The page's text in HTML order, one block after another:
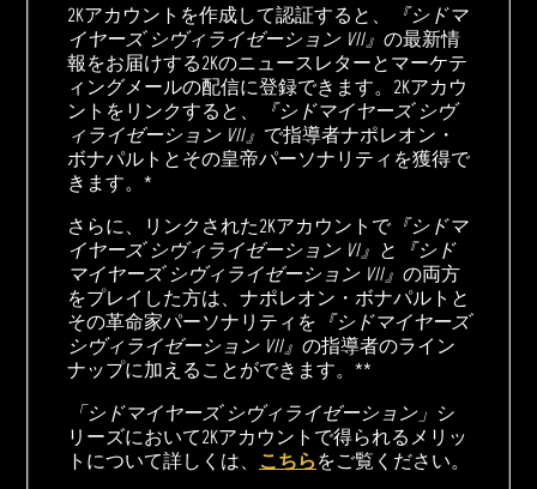
2Kアカウントを作成して認証すると、
『シドマ
イヤーズ シヴィライゼーション VII』 の最新情
報をお届けする2Kのニュースレターとマーケテ
ィングメールの配信に登録できます。2Kアカウ
ントをリンクすると、
『シドマイヤーズ シヴ
ィライゼーション VII』 で指導者ナポレオン・
ボナパルトとその皇帝パーソナリティを獲得で
きます。*
さらに、リンクされた2Kアカウントで『シドマ
イヤーズ シヴィライゼーション VI』 と
『シド
マイヤーズ シヴィライゼーション VII』 の両方
をプレイした方は、ナポレオン・ボナパルトと
その革命家パーソナリティを 『シドマイヤーズ
シヴィライゼーション VII』 の指導者のライン
ナップに加えることができます。**
「シドマイヤーズ シヴィライゼーション」 シ
リーズにおいて2Kアカウントで得られるメリッ
トについて詳しくは、 こちらをご覧ください。